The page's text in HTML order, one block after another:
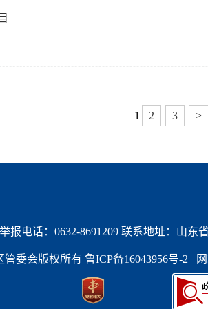
1 2 3 >
报电话：0632-8691209 联系地址：山
管委会版权所有 鲁ICP备16043956号-2